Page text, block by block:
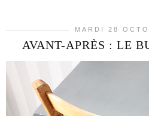
MARDI 28
AVANT-APRÈS : LE